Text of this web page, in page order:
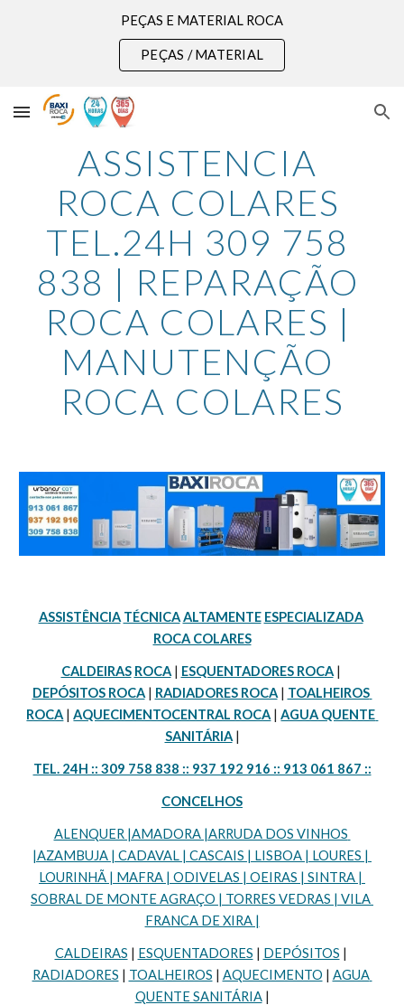
Skip to main content
PEÇAS E MATERIAL ROCA
PEÇAS / MATERIAL
ASSISTENCIA
ROCA COLARES
TEL.24H 309 758
838 | REPARAÇÃO
ROCA COLARES |
MANUTENÇÃO
ROCA COLARES
ASSISTÊNCIA TÉCNICA ALTAMENTE ESPECIALIZADA
ROCA COLARES
CALDEIRAS ROCA | ESQUENTADORES ROCA
DEPÓSITOS ROCA | RADIADORES ROCA | TOALHEIROS
ROCA | AQUECIMENTOCENTRAL ROCA | AGUA QUENTE
SANITÁRIA |
TEL. 24H :: 309 758 838 :: 937 192 916 :: 913 061 867 ::
CONCELHOS
ALENQUER |AMADORA |ARRUDA DOS VINHOS
|AZAMBUJA | CADAVAL | CASCAIS | LISBOA | LOURES |
LOURINHÃ | MAFRA | ODIVELAS | OEIRAS | SINTRA |
SOBRAL DE MONTE AGRAÇO | TORRES VEDRAS | VILA
FRANCA DE XIRA |
CALDEIRAS | ESQUENTADORES | DEPÓSITOS
RADIADORES | TOALHEIROS | AQUECIMENTO | AGUA
QUENTE SANITÁRIA |